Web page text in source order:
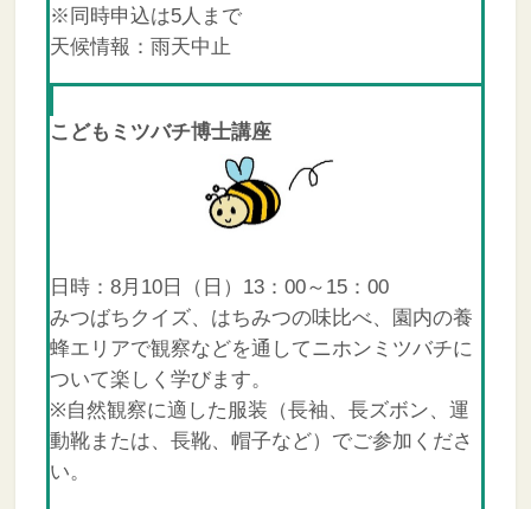
※同時申込は5人まで
天候情報：雨天中止
こどもミツバチ博士講座
日時：8月10日（日）13：00～15：00
みつばちクイズ、はちみつの味比べ、園内の養
蜂エリアで観察などを通してニホンミツバチに
ついて楽しく学びます。
※自然観察に適した服装（長袖、長ズボン、運
動靴または、長靴、帽子など）でご参加くださ
い。